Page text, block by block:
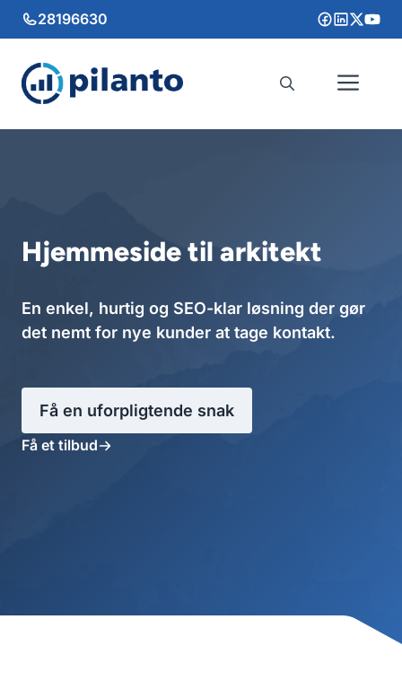
Hop
til
indhold
28196630
Hjemmeside til arkitekt
En enkel, hurtig og SEO-klar løsning der gør
det nemt for nye kunder at tage kontakt.
Få en uforpligtende snak
Få et tilbud